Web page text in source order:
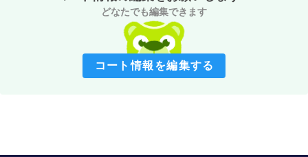
どなたでも編集できます
コート情報を編集する